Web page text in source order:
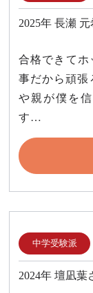
2025年 長瀬 元
合格できて
事だから頑
や親が僕を
す…
中学受験派
2024年 壇凪葉